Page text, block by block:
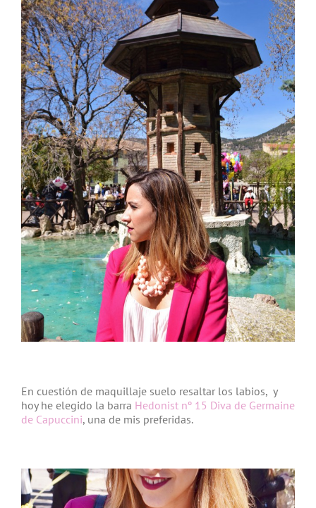
En cuestión de maquillaje suelo resaltar los labios, y
hoy he elegido la barra Hedonist nº 15 Diva de Germaine
de Capuccini, una de mis preferidas.